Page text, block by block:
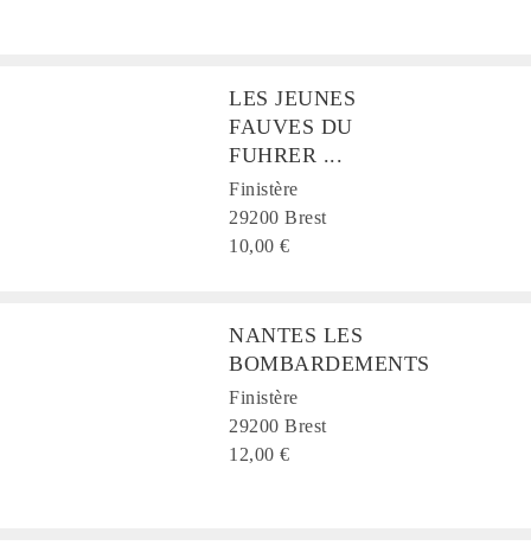
LES JEUNES
FAUVES DU
FUHRER ...
Finistère
29200 Brest
10,00 €
NANTES LES
BOMBARDEMENTS
Finistère
29200 Brest
12,00 €